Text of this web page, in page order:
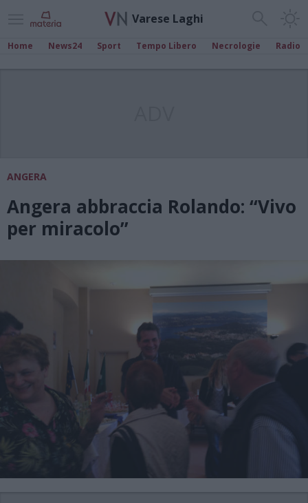
Varese Laghi
Home News24 Sport Tempo Libero Necrologie Radio
ANGERA
Angera abbraccia Rolando: “Vivo
per miracolo”